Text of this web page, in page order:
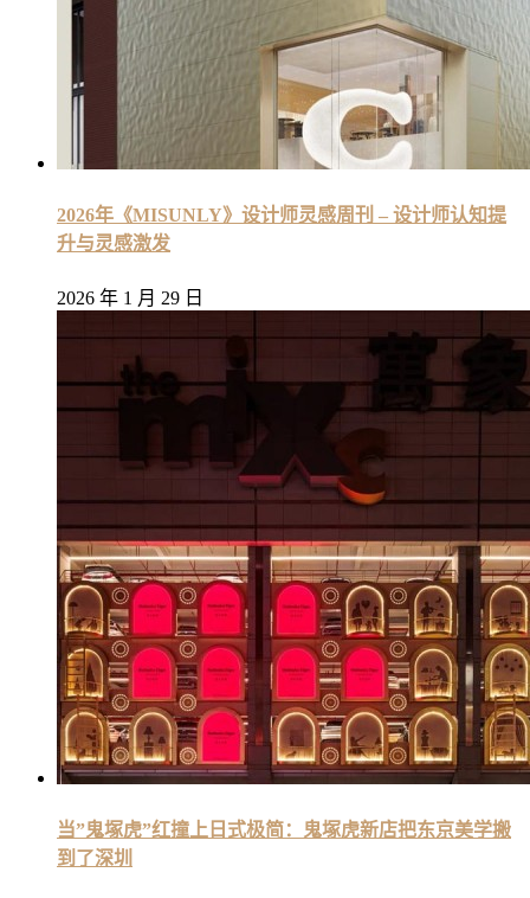
2026年《MISUNLY》设计师灵感周刊 – 设计师认知提
升与灵感激发
2026 年 1 月 29 日
当”鬼塚虎”红撞上日式极简：鬼塚虎新店把东京美学搬
到了深圳